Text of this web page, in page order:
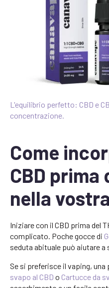
L'equilibrio perfetto: CBD e
concentrazione.
Come
CBD prima
nella
Iniziare con il CBD prima del
complicato. Poche gocce di
seduta abituale può aiutare
Se si preferisce il vaping, una
svapo al CBD o Cartucce da